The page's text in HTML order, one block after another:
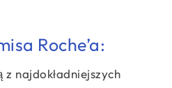
Roche’a:
najdokładniejszych